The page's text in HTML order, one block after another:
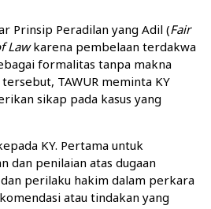
Prinsip Peradilan yang Adil (Fair
Lawkarena pembelaan terdakwa
formalitas tanpa makna
TAWUR meminta KY
sikap pada kasus yang
KY. Pertama untuk
dan penilaian atas dugaan
perilaku hakim dalam perkara
atau tindakan yang